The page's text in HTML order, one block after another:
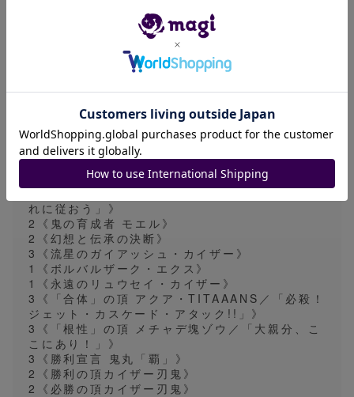
↓↓↓デュエマデッキなどはこちら
#かしこまデュエマデッキ
#かしこまデュエマ環境デッキ
#かしこまデュエマ鬼刃デッキ
メインデッキ
4《青銅のバンビシカット／「我が力、しかと見
よ!」》
4《配球の超人》
4《フェアリー・シャワー》
4《運命の親衛隊シウバ／「その運命、我らもそ
れに従おう」》
2《鬼の育成者 モエル》
2《幻想と伝承の決断》
3《流星のガイアッシュ・カイザー》
1《ボルバルザーク・エクス》
1《永遠のリュウセイ・カイザー》
3《「合体」の頂 アクア・TITAAANS／「必殺！
ジェット・カスケード・アタック!!」》
3《「根性」の頂 メチャデ塊ゾウ／「大親分、こ
こにあり！」》
3《勝利宣言 鬼丸「覇」》
2《勝利の頂カイザー刃鬼》
2《必勝の頂カイザー刃鬼》